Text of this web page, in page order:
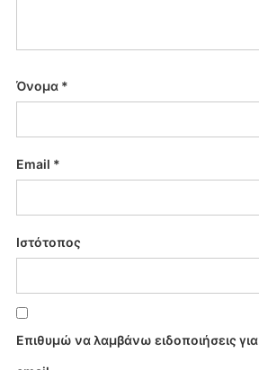
Όνομα *
Email *
Ιστότοπος
Επιθυμώ να λαμβάνω ειδοποιήσεις